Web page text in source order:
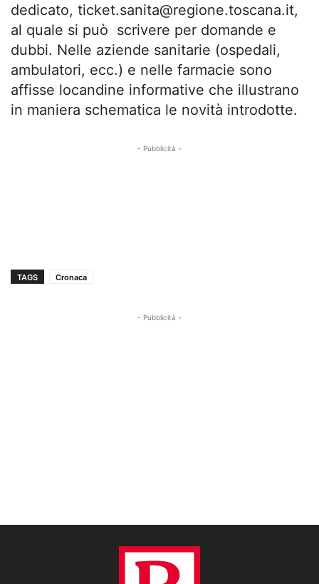
dedicato, ticket.sanita@regione.toscana.it,
al quale si può scrivere per domande e
dubbi. Nelle aziende sanitarie (ospedali,
ambulatori, ecc.) e nelle farmacie sono
affisse locandine informative che illustrano
in maniera schematica le novità introdotte.
- Pubblicità -
TAGS Cronaca
- Pubblicità -